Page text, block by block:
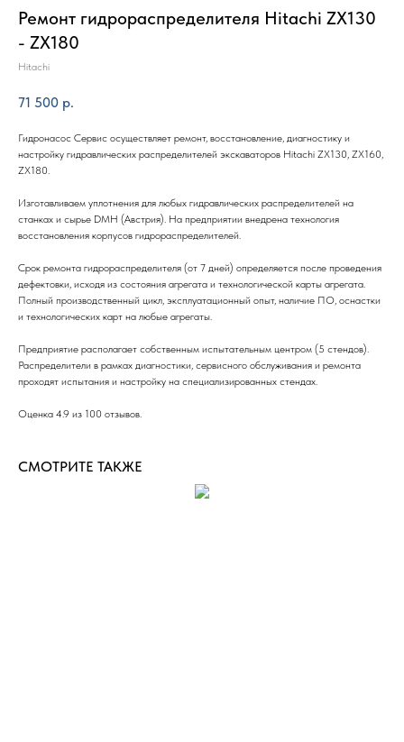
Ремонт гидрораспределителя Hitachi ZX130
- ZX180
Hitachi
71 500 р.
Гидронасос Сервис осуществляет ремонт, восстановление, диагностику и
настройку гидравлических распределителей экскаваторов Hitachi ZX130, ZX160,
ZX180.
Изготавливаем уплотнения для любых гидравлических распределителей на
станках и сырье DMH (Австрия). На предприятии внедрена технология
восстановления корпусов гидрораспределителей.
Срок ремонта гидрораспределителя (от 7 дней) определяется после проведения
дефектовки, исходя из состояния агрегата и технологической карты агрегата.
Полный производственный цикл, эксплуатационный опыт, наличие ПО, оснастки
и технологических карт на любые агрегаты.
Предприятие располагает собственным испытательным центром (5 стендов).
Распределители в рамках диагностики, сервисного обслуживания и ремонта
проходят испытания и настройку на специализированных стендах.
Оценка 4.9 из 100 отзывов.
СМОТРИТЕ ТАКЖЕ